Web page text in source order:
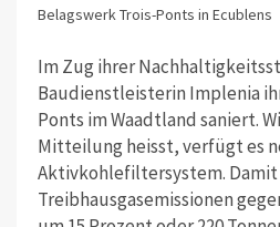
Belagswerk Trois-Ponts in Ecublens
Im Zug ihrer
Baudienstleisterin Implenia
Ponts im Waadtland saniert.
Mitteilung heisst, verfügt es
Aktivkohlefiltersystem. Damit
Treibhausgasemissionen